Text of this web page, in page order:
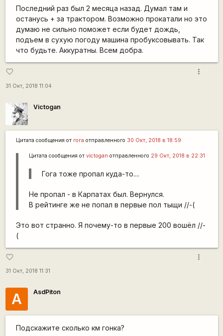
Последний раз был 2 месяца назад. Думал там и
останусь + за трактором. Возможно прокатали но это
думаю не сильно поможет если будет дождь,
подъем в сухую погоду машина пробуксовывать. Так
что будьте. Аккуратны. Всем добра.
favorite_border
31 Окт, 2018 11:04
more_vert
Victogan
Цитата сообщения от гога отправленного 30 Окт, 2018 в 18:59
Цитата сообщения от victogan отправленного 29 Окт, 2018 в 22:31
Гога тоже пропал куда-то....
Не пропал - в Карпатах был. Вернулся.
В рейтинге же не попал в первые пол тыщи //-(
Это вот странно. Я почему-то в первые 200 вошёл //-
(
favorite_border
31 Окт, 2018 11:31
more_vert
A AsdPiton
Подскажите сколько км гонка?